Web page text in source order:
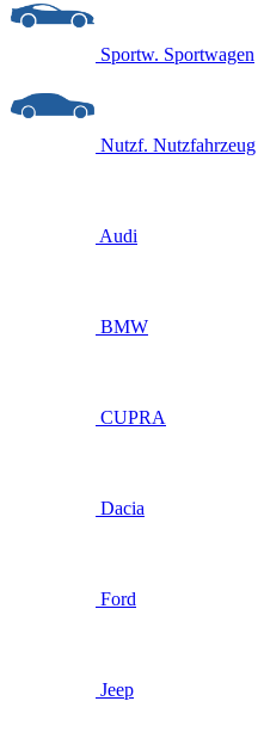
Sportw. Sportwagen
Nutzf. Nutzfahrzeug
Audi
BMW
CUPRA
Dacia
Ford
Jeep